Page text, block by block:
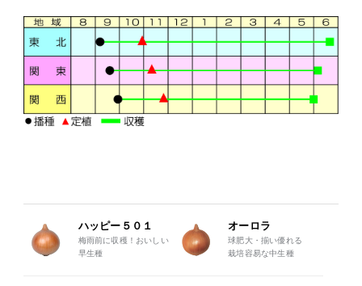
ハッピー５０１
梅雨前に収穫！おいしい
早生種
オーロラ
球肥大・揃い優れる
栽培容易な中生種